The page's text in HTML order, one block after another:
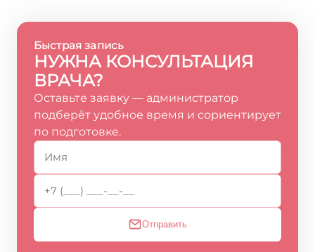
Быстрая запись
НУЖНА КОНСУЛЬТАЦИЯ
ВРАЧА?
Оставьте заявку — администратор
подберёт удобное время и сориентирует
по подготовке.
Отправить